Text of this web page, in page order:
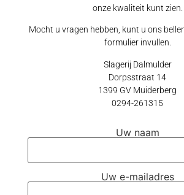
onze kwaliteit kunt zien.
Mocht u vragen hebben, kunt u ons
formulier invullen.
Slagerij Dalmulder
Dorpsstraat 14
1399 GV Muiderberg
0294-261315
Uw naam
Uw e-mailadres